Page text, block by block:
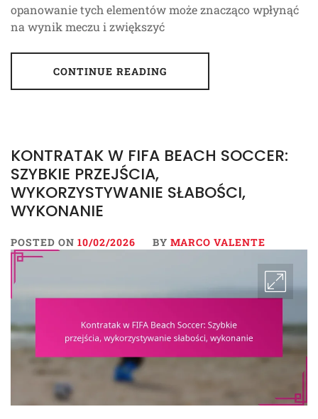
opanowanie tych elementów może znacząco wpłynąć
na wynik meczu i zwiększyć
CONTINUE READING
KONTRATAK W FIFA BEACH SOCCER:
SZYBKIE PRZEJŚCIA,
WYKORZYSTYWANIE SŁABOŚCI,
WYKONANIE
POSTED ON 10/02/2026 BY MARCO VALENTE